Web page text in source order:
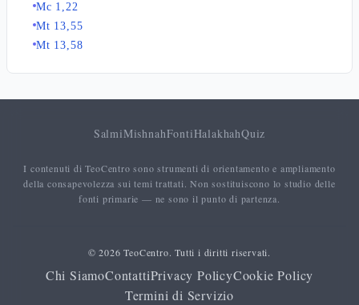
Mc 1,22
Mt 13,55
Mt 13,58
SalmiMishnahFontiHalakhahQuiz
I contenuti di TeoCentro sono strumenti di orientamento e ampliamento
della consapevolezza sui temi trattati. Non sostituiscono lo studio delle
fonti primarie — ne sono il punto di partenza.
© 2026 TeoCentro. Tutti i diritti riservati.
Chi SiamoContattiPrivacy PolicyCookie Policy
Termini di Servizio